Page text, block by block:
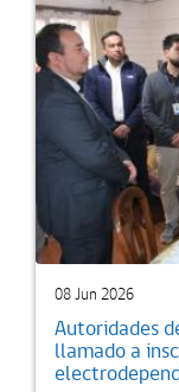
08 Jun 2026
Autoridades
llamado a